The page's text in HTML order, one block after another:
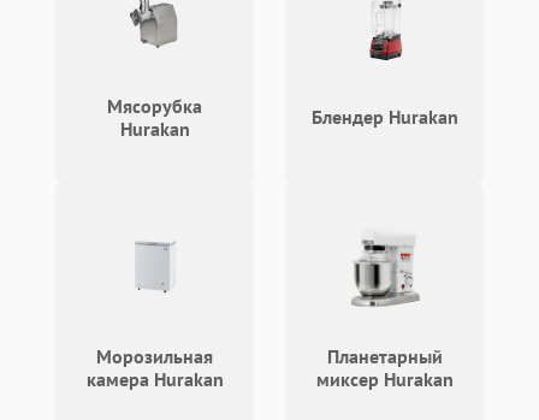
Мясорубка
Hurakan
Блендер Hurakan
Морозильная
камера Hurakan
Планетарный
миксер Hurakan